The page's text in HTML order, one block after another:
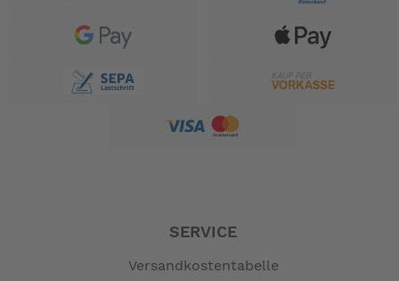
SERVICE
Versandkostentabelle